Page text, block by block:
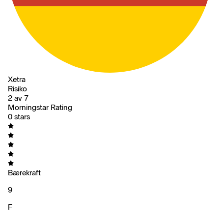
Xetra
Risiko
2 av 7
Morningstar Rating
0 stars
Bærekraft
9
F